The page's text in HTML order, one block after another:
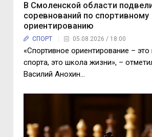
В Смоленской области
соревнований по спортивному
ориентированию
СПОРТ 05.08.2026 / 18:00
«Спортивное ориентирование –
спорта, это школа жизни», –
Василий Анохин...